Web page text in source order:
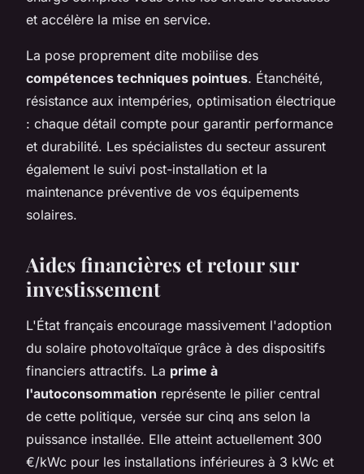
et accélère la mise en service.
La pose proprement dite mobilise des
compétences techniques pointues. Étanchéité,
résistance aux intempéries, optimisation électrique
: chaque détail compte pour garantir performance
et durabilité. Les spécialistes du secteur assurent
également le suivi post-installation et la
maintenance préventive de vos équipements
solaires.
Aides financières et retour sur
investissement
L'État français encourage massivement l'adoption
du solaire photovoltaïque grâce à des dispositifs
financiers attractifs. La prime à
l'autoconsommation représente le pilier central
de cette politique, versée sur cinq ans selon la
puissance installée. Elle atteint actuellement 300
€/kWc pour les installations inférieures à 3 kWc et